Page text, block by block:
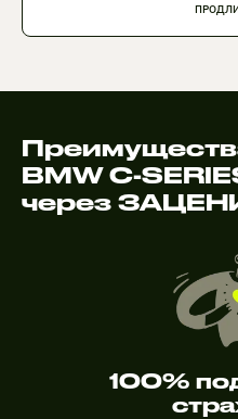
BMW C-
через
100%